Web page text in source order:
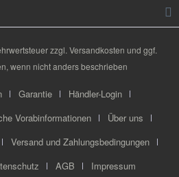
zzgl. Versandkosten und ggf.
wenn nicht anders beschrieben
Garantie
Händler-Login
Vorabinformationen
Über uns
Versand und Zahlungsbedingungen
AGB
Impressum